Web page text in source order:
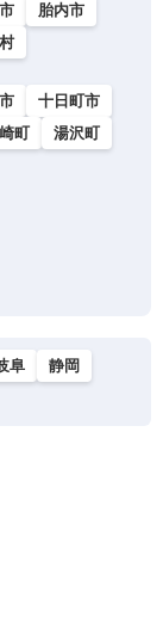
胎内市
十日町市
町
湯沢町
阜
静岡